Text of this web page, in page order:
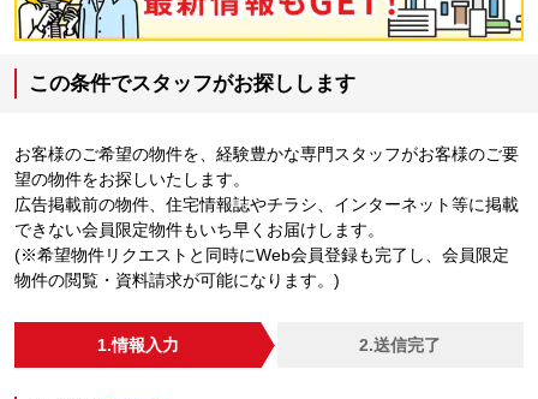
この条件でスタッフがお探しします
お客様のご希望の物件を、経験豊かな専門スタッフがお客様のご要
望の物件をお探しいたします。
広告掲載前の物件、住宅情報誌やチラシ、インターネット等に掲載
できない会員限定物件もいち早くお届けします。
(※希望物件リクエストと同時にWeb会員登録も完了し、会員限定
物件の閲覧・資料請求が可能になります。)
1.情報入力 2.送信完了